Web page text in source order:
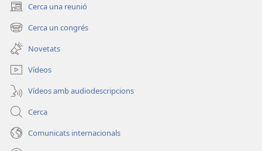
Cerca una reunió
(obre
una
finestra
nova)
Cerca un congrés
(obre
una
finestra
nova)
Novetats
Vídeos
Vídeos amb audiodescripcions
Cerca
Comunicats internacionals